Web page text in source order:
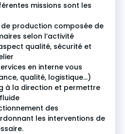
missions sont les
de production composée de
selon l’activité
qualité, sécurité et
en interne vous
qualité, logistique…)
à la direction et permettre
des
les interventions de